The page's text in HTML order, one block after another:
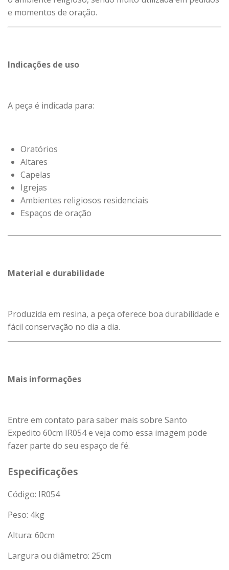
e momentos de oração.
Indicações de uso
A peça é indicada para:
Oratórios
Altares
Capelas
Igrejas
Ambientes religiosos residenciais
Espaços de oração
Material e durabilidade
Produzida em resina, a peça oferece boa durabilidade e
fácil conservação no dia a dia.
Mais informações
Entre em contato para saber mais sobre Santo
Expedito 60cm IR054 e veja como essa imagem pode
fazer parte do seu espaço de fé.
Especificações
Código: IR054
Peso: 4kg
Altura: 60cm
Largura ou diâmetro: 25cm